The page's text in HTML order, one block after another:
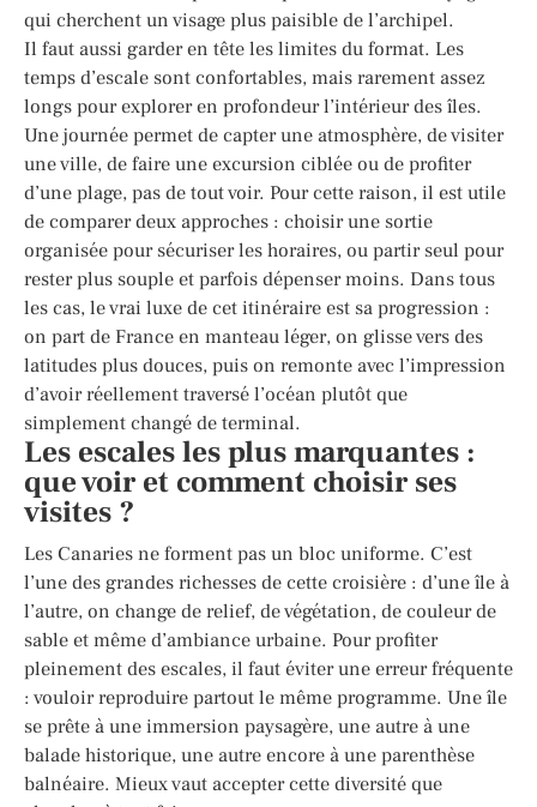
qui cherchent un visage plus paisible de l’archipel.
Il faut aussi garder en tête les limites du format. Les
temps d’escale sont confortables, mais rarement assez
longs pour explorer en profondeur l’intérieur des îles.
Une journée permet de capter une atmosphère, de visiter
une ville, de faire une excursion ciblée ou de profiter
d’une plage, pas de tout voir. Pour cette raison, il est utile
de comparer deux approches : choisir une sortie
organisée pour sécuriser les horaires, ou partir seul pour
rester plus souple et parfois dépenser moins. Dans tous
les cas, le vrai luxe de cet itinéraire est sa progression :
on part de France en manteau léger, on glisse vers des
latitudes plus douces, puis on remonte avec l’impression
d’avoir réellement traversé l’océan plutôt que
simplement changé de terminal.
Les escales les plus marquantes :
que voir et comment choisir ses
visites ?
Les Canaries ne forment pas un bloc uniforme. C’est
l’une des grandes richesses de cette croisière : d’une île à
l’autre, on change de relief, de végétation, de couleur de
sable et même d’ambiance urbaine. Pour profiter
pleinement des escales, il faut éviter une erreur fréquente
: vouloir reproduire partout le même programme. Une île
se prête à une immersion paysagère, une autre à une
balade historique, une autre encore à une parenthèse
balnéaire. Mieux vaut accepter cette diversité que